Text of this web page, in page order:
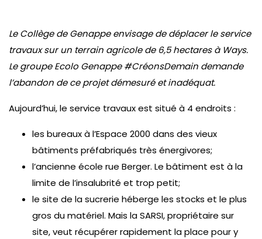
Le Collège de Genappe envisage de déplacer le service
travaux sur un terrain agricole de 6,5 hectares à Ways.
Le groupe Ecolo Genappe #CréonsDemain demande
l’abandon de ce projet démesuré et inadéquat.
Aujourd’hui, le service travaux est situé à 4 endroits :
les bureaux à l’Espace 2000 dans des vieux
bâtiments préfabriqués très énergivores;
l’ancienne école rue Berger. Le bâtiment est à la
limite de l’insalubrité et trop petit;
le site de la sucrerie héberge les stocks et le plus
gros du matériel. Mais la SARSI, propriétaire sur
site, veut récupérer rapidement la place pour y